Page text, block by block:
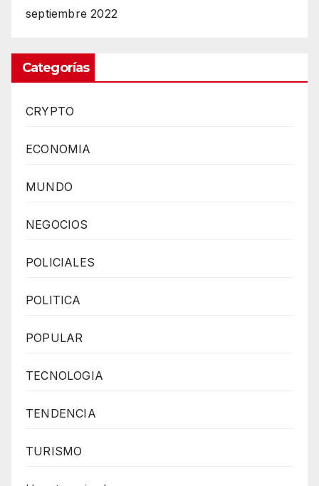
septiembre 2022
Categorías
CRYPTO
ECONOMIA
MUNDO
NEGOCIOS
POLICIALES
POLITICA
POPULAR
TECNOLOGIA
TENDENCIA
TURISMO